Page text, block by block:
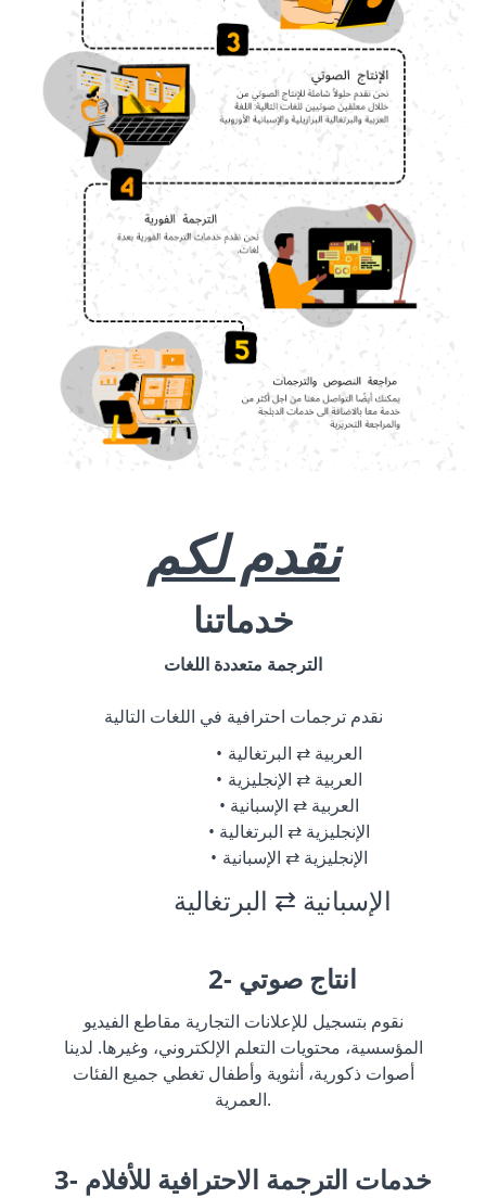
نقدم لكم
خدماتنا
الترجمة متعددة اللغات
نقدم ترجمات احترافية في اللغات التالية
العربية ⇄ البرتغالية
العربية ⇄ الإنجليزية
العربية ⇄ الإسبانية
الإنجليزية ⇄ البرتغالية
الإنجليزية ⇄ الإسبانية
الإسبانية ⇄ البرتغالية
2- انتاج صوتي
نقوم بتسجيل للإعلانات التجارية مقاطع الفيديو
المؤسسية، محتويات التعلم الإلكتروني، وغيرها. لدينا
أصوات ذكورية، أنثوية وأطفال تغطي جميع الفئات
العمرية.
3- خدمات الترجمة الاحترافية للأفلام